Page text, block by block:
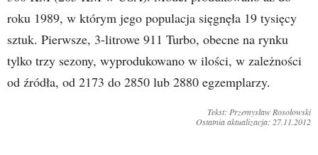
roku 1989, w którym jego populacja sięgnęła 19 tysięcy
sztuk. Pierwsze, 3-litrowe 911 Turbo, obecne na rynku
tylko trzy sezony, wyprodukowano w ilości, w zależności
od źródła, od 2173 do 2850 lub 2880 egzemplarzy.
Tekst: Przemysław Rosołowski
Ostatnia aktualizacja: 27.11.2012